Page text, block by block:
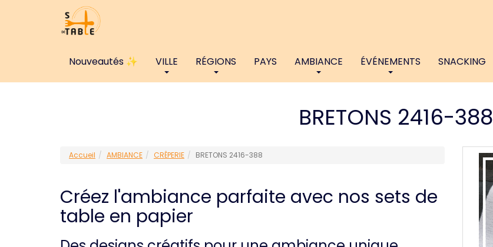
Nouveautés ✨ VILLE RÉGIONS PAYS AMBIANCE ÉVÉNEMENTS SNACKING
BRETONS 2416-388
Accueil AMBIANCE CRÊPERIE BRETONS 2416-388
Créez l'ambiance parfaite avec nos sets de
table en papier